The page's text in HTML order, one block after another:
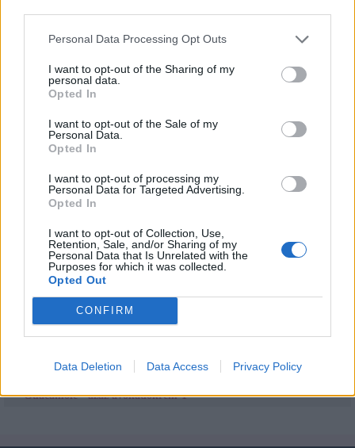
Personal Data Processing Opt Outs
I want to opt-out of the Sharing of my
personal data.
Opted In
I want to opt-out of the Sale of my
Personal Data.
Opted In
I want to opt-out of processing my
Personal Data for Targeted Advertising.
Opted In
I want to opt-out of Collection, Use,
Retention, Sale, and/or Sharing of my
Personal Data that Is Unrelated with the
Purposes for which it was collected.
Opted Out
CONFIRM
Data Deletion Data Access Privacy Policy
Partikra remek vendégváró, de finom vacsora is lehet.
Tejmentes
Jó étvágyat kívánok!
Feltöltötte:
Töltsd felTe is kreatív- és játékötleteidet, receptjeidet, hogy mi is
kipróbálhassuk!
Kapcsolódó cikkek
Őszi gyümölcssaláta
BRUSCETTA, az igazi olasz előétel
Mimóza saláta
Hidegtál
Sajt Fondue
Guacamole - azaz avokádókrém-1